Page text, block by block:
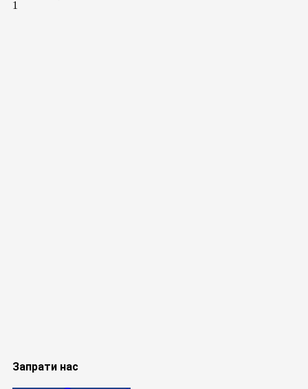
Запрати нас